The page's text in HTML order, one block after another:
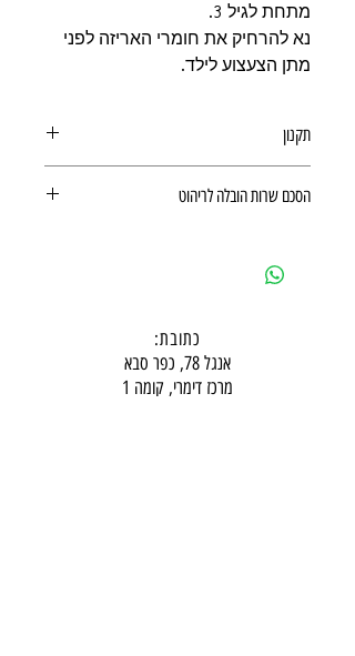
מתחת לגיל 3.
נא להרחיק את חומרי האריזה לפני
מתן הצעצוע לילד.
תקנון
ואחריות מוצר
הסכם שרות הובלה לריהוט
כתובת:
אנגל 78, כפר סבא
מרכז דימרי, קומה 1